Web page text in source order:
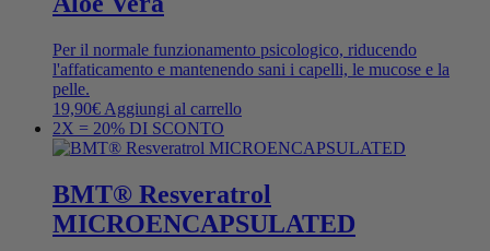
Per il normale funzionamento psicologico, riducendo
l'affaticamento e mantenendo sani i capelli, le mucose e la
pelle.
19,90€ Aggiungi al carrello
2X = 20% DI SCONTO
BMT® Resveratrol
MICROENCAPSULATED